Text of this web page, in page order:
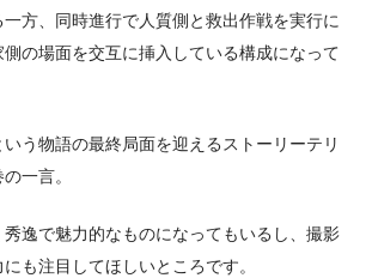
方、同時進行で人質側と救出作戦を実行に
の場面を交互に挿入している構成になって
う物語の最終局面を迎えるストーリーテリ
一言。
逸で魅力的なものになってもいるし、撮影
も注目してほしいところです。